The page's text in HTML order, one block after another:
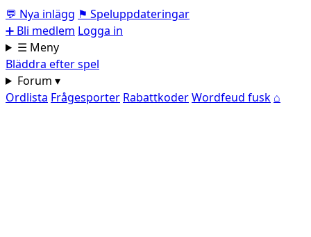
💬 Nya inlägg ⚑ Speluppdateringar
➕ Bli medlem Logga in
☰ Meny
Bläddra efter spel
Forum ▾
Ordlista Frågesporter RabattkoderWordfeud fusk ⌂